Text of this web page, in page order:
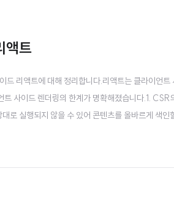
액트
리액트에 대해 정리합니다.리액트는 클라이언
트 사이드 렌더링의 한계가 명확해졌습니다.1.
로 실행되지 않을 수 있어 콘텐츠를 올바르게 색